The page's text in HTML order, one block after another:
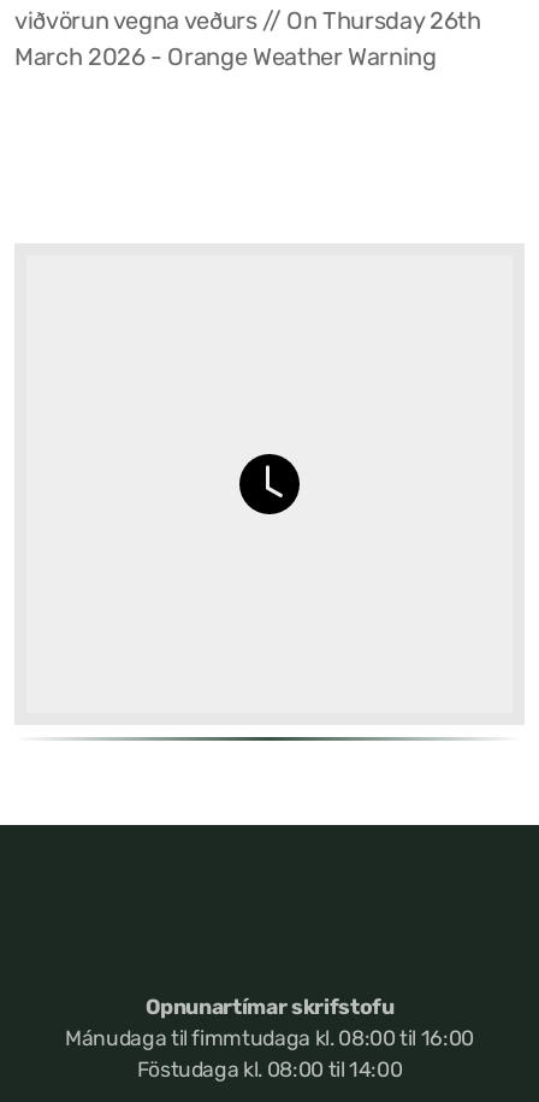
viðvörun vegna veðurs // On Thursday 26th
March 2026 - Orange Weather Warning
Opnunartímar skrifstofu
Mánudaga til fimmtudaga kl. 08:00 til 16:00
Föstudaga kl. 08:00 til 14:00